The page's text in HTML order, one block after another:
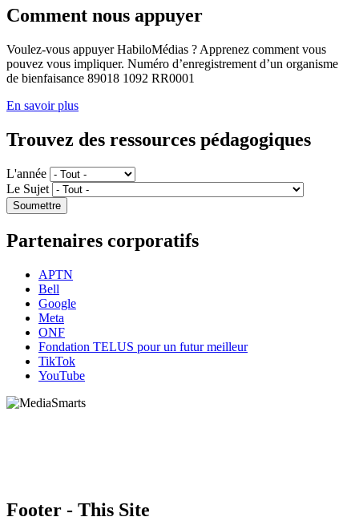
Comment nous appuyer
Voulez-vous appuyer HabiloMédias ? Apprenez comment vous
pouvez vous impliquer. Numéro d’enregistrement d’un organisme
de bienfaisance 89018 1092 RR0001
En savoir plus
Trouvez des ressources pédagogiques
L'année
Le Sujet
Partenaires corporatifs
APTN
Bell
Google
Meta
ONF
Fondation TELUS pour un futur meilleur
TikTok
YouTube
Footer - This Site